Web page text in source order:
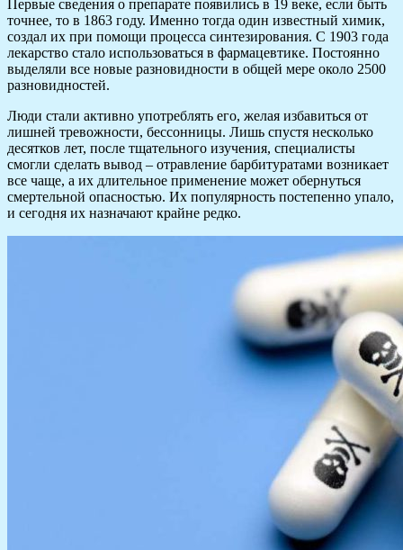
Первые сведения о препарате появились в 19 веке, если быть
точнее, то в 1863 году. Именно тогда один известный химик,
создал их при помощи процесса синтезирования. С 1903 года
лекарство стало использоваться в фармацевтике. Постоянно
выделяли все новые разновидности в общей мере около 2500
разновидностей.
Люди стали активно употреблять его, желая избавиться от
лишней тревожности, бессонницы. Лишь спустя несколько
десятков лет, после тщательного изучения, специалисты
смогли сделать вывод – отравление барбитуратами возникает
все чаще, а их длительное применение может обернуться
смертельной опасностью. Их популярность постепенно упало,
и сегодня их назначают крайне редко.